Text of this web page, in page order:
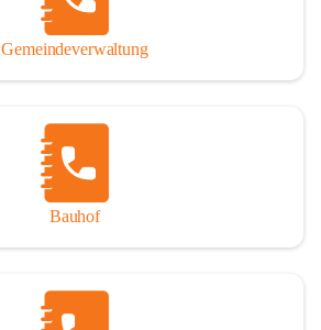
Gemeindeverwaltung
Bauhof